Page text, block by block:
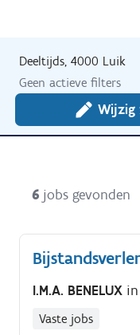
Deeltijds, 4000 Luik
Geen actieve filters
Wijzig
6 jobs gevonden
I.M.A. BENELUX in
Vaste jobs